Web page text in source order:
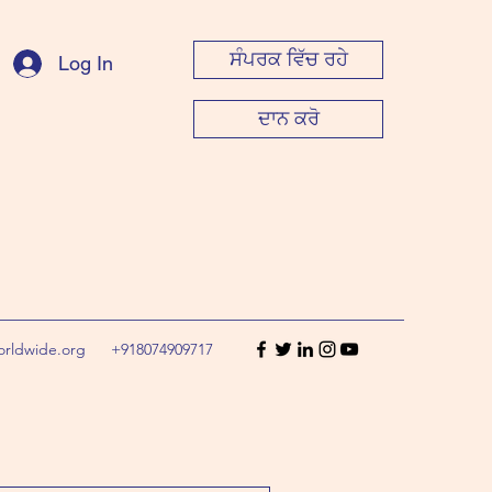
Log In ਸੰਪਰਕ ਵਿੱਚ ਰਹੇ
ਦਾਨ ਕਰੋ
+918074909717